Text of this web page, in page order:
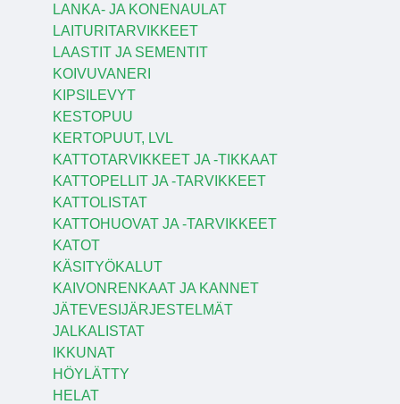
LANKA- JA KONENAULAT
LAITURITARVIKKEET
LAASTIT JA SEMENTIT
KOIVUVANERI
KIPSILEVYT
KESTOPUU
KERTOPUUT, LVL
KATTOTARVIKKEET JA -TIKKAAT
KATTOPELLIT JA -TARVIKKEET
KATTOLISTAT
KATTOHUOVAT JA -TARVIKKEET
KATOT
KÄSITYÖKALUT
KAIVONRENKAAT JA KANNET
JÄTEVESIJÄRJESTELMÄT
JALKALISTAT
IKKUNAT
HÖYLÄTTY
HELAT